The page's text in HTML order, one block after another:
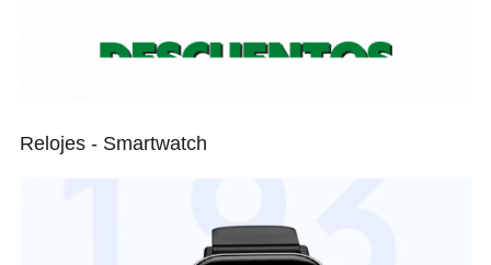
Relojes - Smartwatch